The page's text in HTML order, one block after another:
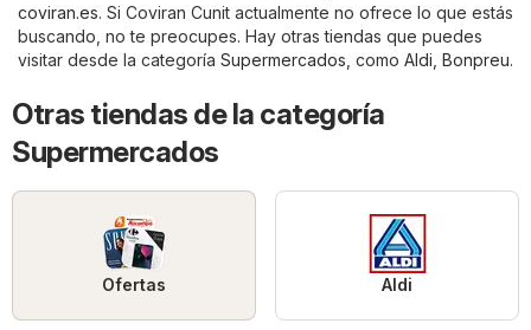
coviran.es. Si Coviran Cunit actualmente no ofrece lo que estás
buscando, no te preocupes. Hay otras tiendas que puedes
visitar desde la categoría Supermercados , como Aldi Bonpreu.
Otras tiendas de la categoría
Supermercados
Ofertas Aldi